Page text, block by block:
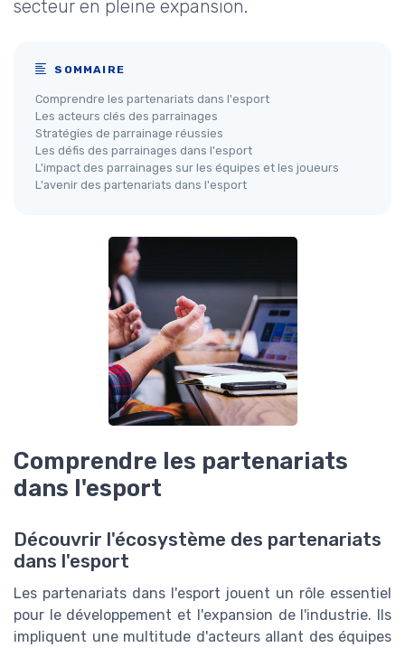
secteur en pleine expansion.
SOMMAIRE
Comprendre les partenariats dans l'esport
Les acteurs clés des parrainages
Stratégies de parrainage réussies
Les défis des parrainages dans l'esport
L'impact des parrainages sur les équipes et les joueurs
L'avenir des partenariats dans l'esport
Comprendre les partenariats
dans l'esport
Découvrir l'écosystème des partenariats
dans l'esport
Les partenariats dans l'esport jouent un rôle essentiel
pour le développement et l'expansion de l'industrie. Ils
impliquent une multitude d'acteurs allant des équipes